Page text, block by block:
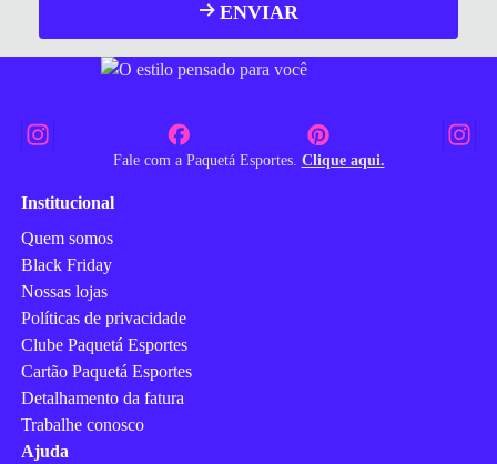
ENVIAR
Fale com a Paquetá Esportes. Clique aqui.
Institucional
Quem somos
Black Friday
Nossas lojas
Políticas de privacidade
Clube Paquetá Esportes
Cartão Paquetá Esportes
Detalhamento da fatura
Trabalhe conosco
Ajuda